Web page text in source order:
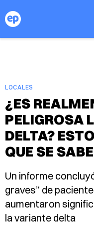
LOCALES
¿ES
PELIGROSA
DELTA?
QUE SE SABE
Un informe
graves” de
aumentaron
la variante delta